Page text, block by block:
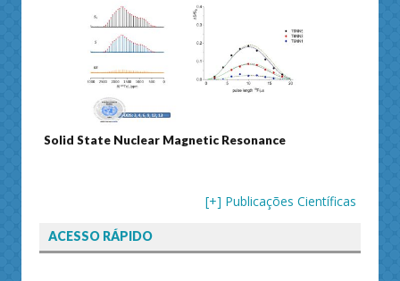
Solid State Nuclear Magnetic Resonance
[+] Publicações Científicas
ACESSO RÁPIDO